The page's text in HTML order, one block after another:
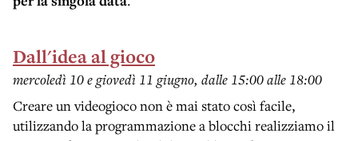
Dall'idea al gioco
mercoledì 10 e giovedì 11 giugno, dalle 15:00 alle 18:00
Creare un videogioco non è mai stato così facile,
utilizzando la programmazione a blocchi realizziamo il